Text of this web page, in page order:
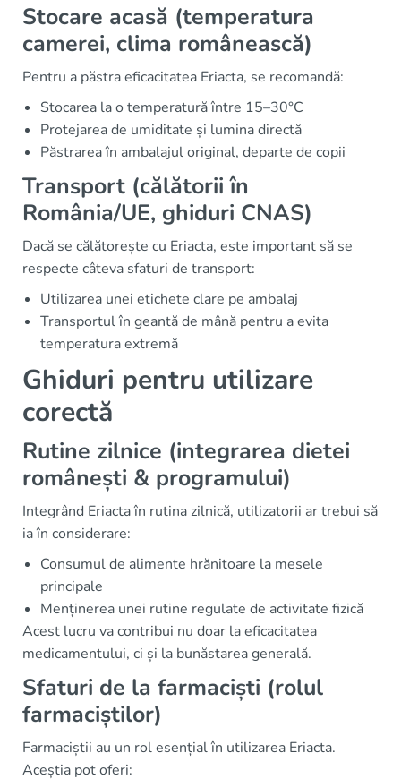
Stocare acasă (temperatura
camerei, clima românească)
Pentru a păstra eficacitatea Eriacta, se recomandă:
Stocarea la o temperatură între 15–30°C
Protejarea de umiditate și lumina directă
Păstrarea în ambalajul original, departe de copii
Transport (călătorii în
România/UE, ghiduri CNAS)
Dacă se călătorește cu Eriacta, este important să se
respecte câteva sfaturi de transport:
Utilizarea unei etichete clare pe ambalaj
Transportul în geantă de mână pentru a evita
temperatura extremă
Ghiduri pentru utilizare
corectă
Rutine zilnice (integrarea dietei
românești & programului)
Integrând Eriacta în rutina zilnică, utilizatorii ar trebui să
ia în considerare:
Consumul de alimente hrănitoare la mesele
principale
Menținerea unei rutine regulate de activitate fizică
Acest lucru va contribui nu doar la eficacitatea
medicamentului, ci și la bunăstarea generală.
Sfaturi de la farmaciști (rolul
farmaciștilor)
Farmaciștii au un rol esențial în utilizarea Eriacta.
Aceștia pot oferi: